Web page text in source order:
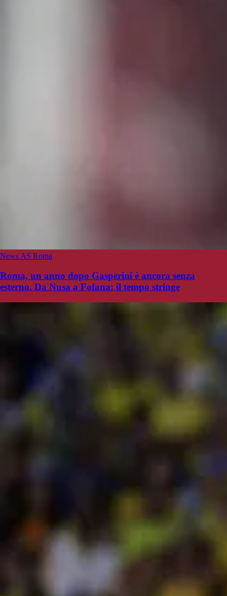
News AS Roma
Roma, un anno dopo Gasperini è ancora senza
esterno. Da Nusa a Fofana: il tempo stringe